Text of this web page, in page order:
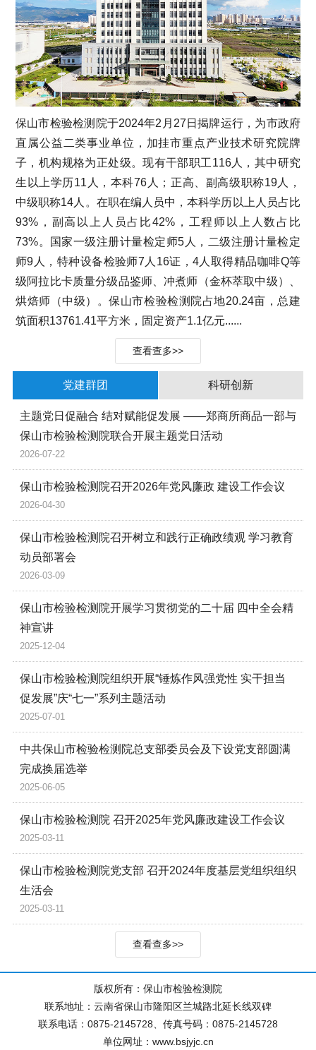
保山市检验检测院于2024年2月27日揭牌运行，为市政府
直属公益二类事业单位，加挂市重点产业技术研究院牌
子，机构规格为正处级。现有干部职工116人，其中研究
生以上学历11人，本科76人；正高、副高级职称19人，
中级职称14人。在职在编人员中，本科学历以上人员占比
93%，副高以上人员占比42%，工程师以上人数占比
73%。国家一级注册计量检定师5人，二级注册计量检定
师9人，特种设备检验师7人16证，4人取得精品咖啡Q等
级阿拉比卡质量分级品鉴师、冲煮师（金杯萃取中级）、
烘焙师（中级）。保山市检验检测院占地20.24亩，总建
筑面积13761.41平方米，固定资产1.1亿元......
查看查多>>
党建群团 科研创新
主题党日促融合 结对赋能促发展 ——郑商所商品一部与
保山市检验检测院联合开展主题党日活动
2026-07-22
保山市检验检测院召开2026年党风廉政 建设工作会议
2026-04-30
保山市检验检测院召开树立和践行正确政绩观 学习教育
动员部署会
2026-03-09
保山市检验检测院开展学习贯彻党的二十届 四中全会精
神宣讲
2025-12-04
保山市检验检测院组织开展“锤炼作风强党性 实干担当
促发展”庆“七一”系列主题活动
2025-07-01
中共保山市检验检测院总支部委员会及下设党支部圆满
完成换届选举
2025-06-05
保山市检验检测院 召开2025年党风廉政建设工作会议
2025-03-11
保山市检验检测院党支部 召开2024年度基层党组织组织
生活会
2025-03-11
查看查多>>
版权所有：保山市检验检测院
联系地址：云南省保山市隆阳区兰城路北延长线双碑
联系电话：0875-2145728、传真号码：0875-2145728
单位网址：www.bsjyjc.cn